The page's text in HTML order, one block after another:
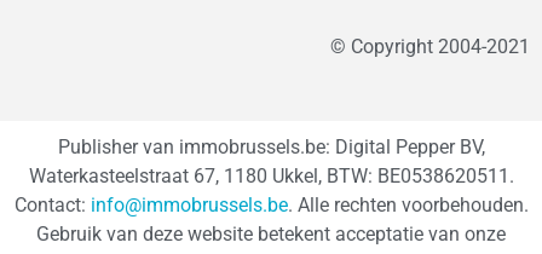
© Copyright 2004-2021
Publisher van immobrussels.be: Digital Pepper BV,
Waterkasteelstraat 67, 1180 Ukkel, BTW: BE0538620511.
Contact: info@immobrussels.be. Alle rechten voorbehouden.
Gebruik van deze website betekent acceptatie van onze